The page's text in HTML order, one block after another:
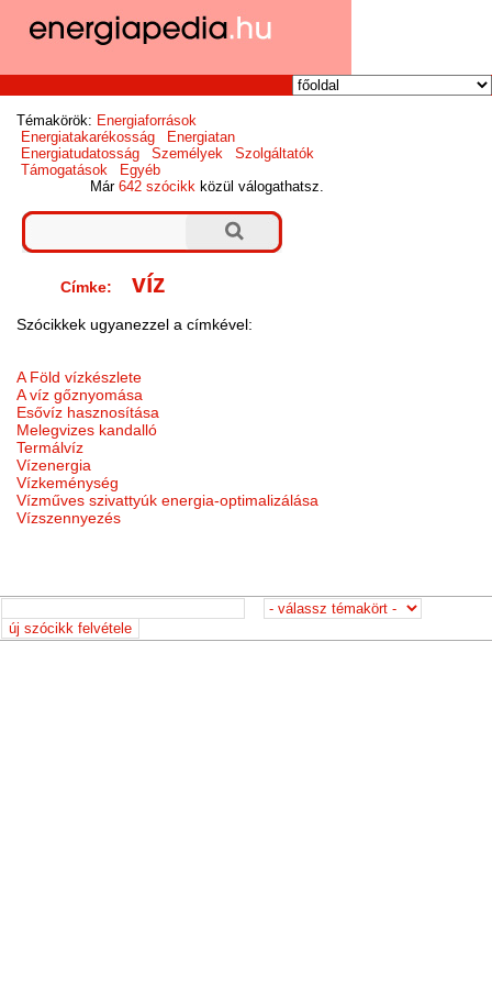
Témakörök: Energiaforrások
Energiatakarékosság
Energiatan
Energiatudatosság
Személyek
Szolgáltatók
Támogatások
Egyéb
Már642 szócikk közül válogathatsz.
Címke: víz
Szócikkek ugyanezzel a címkével:
A Föld vízkészlete
A víz gőznyomása
Esővíz hasznosítása
Melegvizes kandalló
Termálvíz
Vízenergia
Vízkeménység
Vízműves szivattyúk energia-optimalizálása
Vízszennyezés